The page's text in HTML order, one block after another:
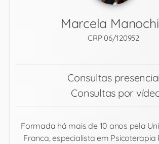
Marcela
CRP 06/120952
Consultas
Consultas por
Formada há mais de 10 anos pela
Franca, especialista em Psicoterapia